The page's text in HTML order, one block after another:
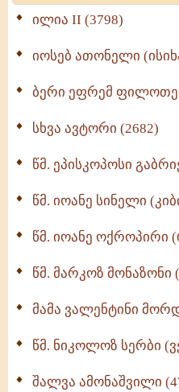
Wisdomge (514)
ქადაგებანი გაბრიელ
სულიერი ცხოვრების
ნაწილი II (369)
ილია II (3798)
იოსებ ათონელი
ბერი ეფრემ
სხვა ავტორი (2682)
წმ. ეპისკოპოსი
წმ. იოანე სინელი
წმ. იოანე ოქროპირი
წმ. მარკოზ
მამა ვალენტინი
წმ. ნიკოლოზ სერბი
შალვა ამონაშვილი